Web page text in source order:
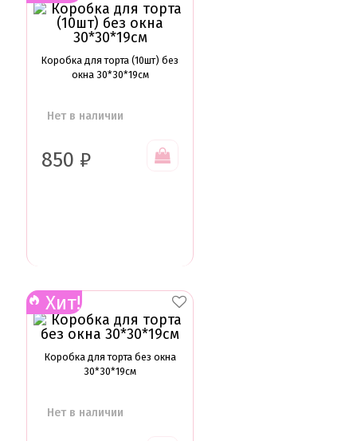
Найти
Коробка для торта (10шт) без
окна 30*30*19см
Нет в наличии
850 ₽
Хит!
Коробка для торта без окна
30*30*19см
Нет в наличии